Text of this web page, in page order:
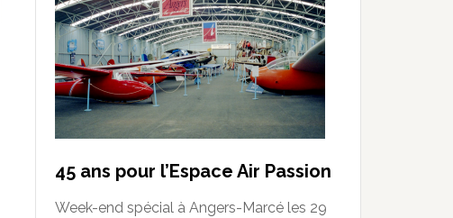
45 ans pour l’Espace Air Passion
Week-end spécial à Angers-Marcé les 29